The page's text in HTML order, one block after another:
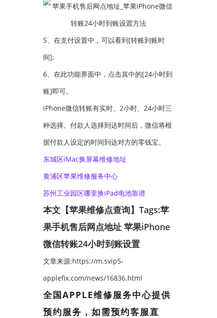
5、在支付设置中，可以看到[转账到账时
间];
6、在此功能界面中，点击其中的[24小时到
账]即可。
iPhone微信转账有实时、2小时、24小时三
种选择。付款人选择到达时间后，微信将根
据付款人设定的时间到达对方的零钱宝。
东城区iMac换屏幕维修地址
黄浦区苹果维修服务中心
苏州工业园区哪里换iPad电池靠谱
本文【苹果维修点查询】Tags:苹
果手机售后网点地址 苹果iPhone
微信转账24小时到账设置
文章来源:https://m.svip5-
applefix.com/news/16836.html
全国APPLE维修服务中心提供
预约服务，如需预约客服直